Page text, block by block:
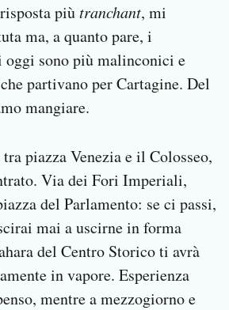
piùtranchant, mi
ma, a quanto pare, i
sono più malinconici e
partivano per Cartagine. Del
mangiare.
piazza Venezia e il Colosseo,
Via dei Fori Imperiali,
del Parlamento: se ci passi,
mai a uscirne in forma
del Centro Storico ti avrà
in vapore. Esperienza
mentre a mezzogiorno e